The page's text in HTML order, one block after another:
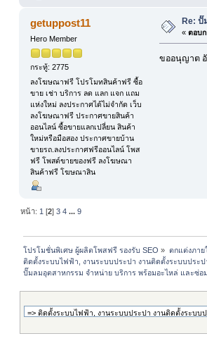
getuppost11
Hero Member
กระทู้: 2775
ลงโฆษณาฟรี โปรโมทสินค้าฟรี ซื้อ
ขาย เช่า บริการ ลด แลก แจก แถม
แห่งใหม่ ลงประกาศได้ไม่จำกัด เว็บ
ลงโฆษณาฟรี ประกาศขายสินค้า
ออนไลน์ ซื้อขายแลกเปลี่ยน สินค้า
ใหม่หรือมือสอง ประกาศขายบ้าน
ขายรถ.ลงประกาศฟรีออนไลน์ โพส
ฟรี โพสต์ขายของฟรี ลงโฆษณา
สินค้าฟรี โฆษณาสิน
Re: ปั๊
« ตอบก
ขออนุญาต
หน้า: 1 [2]3 4 ...9
โปรโมชั่นพิเศษ ผู้ผลิตโพสฟรี รองรับ SEO » ตกแต่งภาย
ติดตั้งระบบไฟฟ้า, งานระบบประปา งานติดตั้งระบบประ
ปั๊มลมอุตสาหกรรม จำหน่าย บริการ พร้อมอะไหล่ และซ่อ